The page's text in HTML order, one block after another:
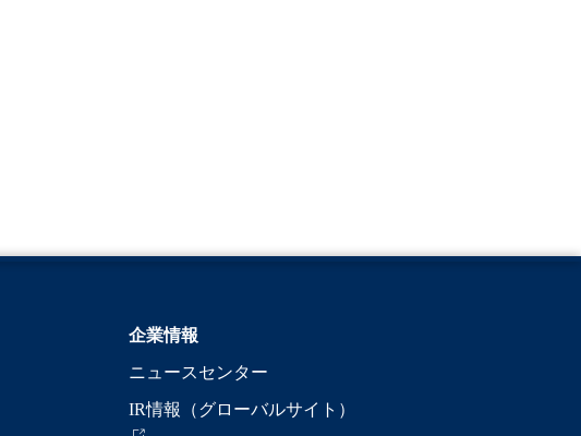
企業情報
ニュースセンター
IR情報（グローバルサイト）